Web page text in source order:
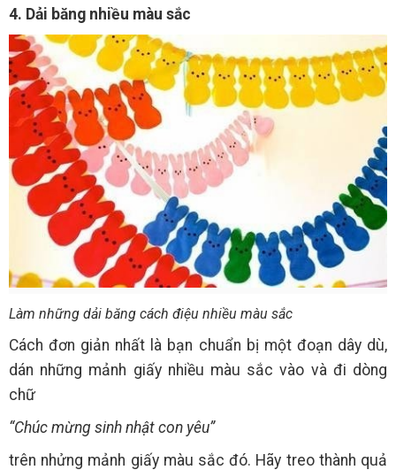
4. Dải băng nhiều màu sắc
Làm những dải băng cách điệu nhiều màu sắc
Cách đơn giản nhất là bạn chuẩn bị một đoạn dây dù,
dán những mảnh giấy nhiều màu sắc vào và đi dòng
chữ
“Chúc mừng sinh nhật con yêu”
trên nhửng mảnh giấy màu sắc đó. Hãy treo thành quả